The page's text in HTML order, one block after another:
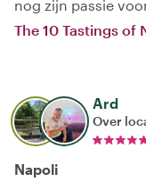
nog zijn passie
The 10 Tastings of
Ard
Over
Napoli